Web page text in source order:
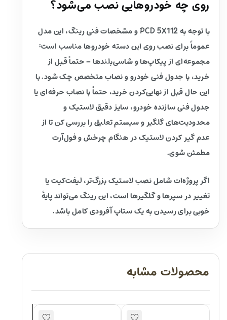
روی چه خودروهایی نصب می‌شود؟
با توجه به PCD 5X112 و مشخصات فنی رینگ، این مدل
عموماً برای نصب روی این دسته خودروها مناسب است:
مجموعه‌ای از پیکاپ‌ها و شاسی‌بلندها – حتماً قبل از
خرید، با جدول فنی خودرو و نصاب متخصص چک شود. با
این حال قبل از نهایی‌کردن خرید، حتماً با نصاب حرفه‌ای یا
جدول فنی سازنده خودرو، سایز دقیق لاستیک و
محدودیت‌های گلگیر و سیستم تعلیق را بررسی کن تا از
عدم گیر کردن لاستیک در هنگام چرخش و فول‌آرت
مطمئن شوی.
اگر پروژه‌ات شامل نصب لاستیک بزرگ‌تر، لیفت‌کیت یا
تغییر در سپرها و گلگیرها است، این رینگ می‌تواند پایهٔ
خوبی برای رسیدن به یک ستاپ آفرودی کامل باشد.
محصولات مشابه